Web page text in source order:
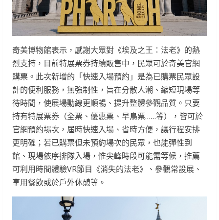
奇美博物館表示，感謝大眾對《埃及之王：法老》的熱
烈支持，目前特展票券持續販售中，民眾可於奇美官網
購票。此次新增的「快速入場預約」是為已購票民眾設
計的便利服務，無強制性，旨在分散人潮、縮短現場等
待時間，使展場動線更順暢、提升整體參觀品質。只要
持有特展票券（全票、優惠票、早鳥票……等），皆可於
官網預約場次，屆時快速入場、省時方便，讓行程安排
更明確；若已購票但未預約場次的民眾，也能彈性到
館、現場依序排隊入場，惟尖峰時段可能需等候，推薦
可利用時間體驗VR節目《消失的法老》、參觀常設展、
享用餐飲或於戶外休憩等。